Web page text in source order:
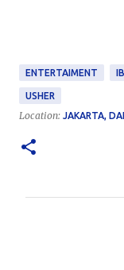
ENTERTAIMENT
USHER
Location: JAKARTA,